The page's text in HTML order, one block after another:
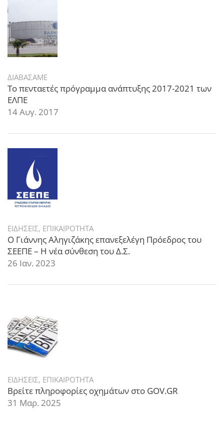
ΔΙΑΒΑΣΑΜΕ
Το πενταετές πρόγραμμα ανάπτυξης 2017-2021 των
ΕΛΠΕ
14 Αυγ. 2017
ΕΙΔΗΣΕΙΣ, ΕΠΙΚΑΙΡΟΤΗΤΑ
Ο Γιάννης Αληγιζάκης επανεξελέγη Πρόεδρος του
ΣΕΕΠΕ – Η νέα σύνθεση του Δ.Σ.
26 Ιαν. 2023
ΕΙΔΗΣΕΙΣ, ΕΠΙΚΑΙΡΟΤΗΤΑ
Βρείτε πληροφορίες οχημάτων στο GOV.GR
31 Μαρ. 2025